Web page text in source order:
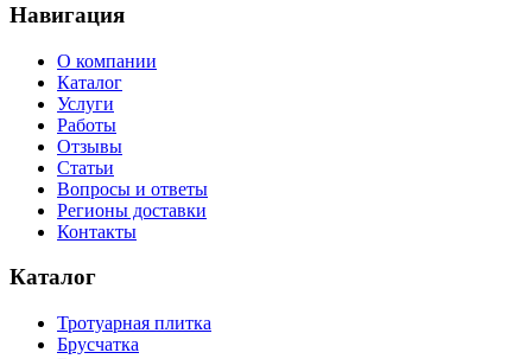
Навигация
О компании
Каталог
Услуги
Работы
Отзывы
Статьи
Вопросы и ответы
Регионы доставки
Контакты
Каталог
Тротуарная плитка
Брусчатка